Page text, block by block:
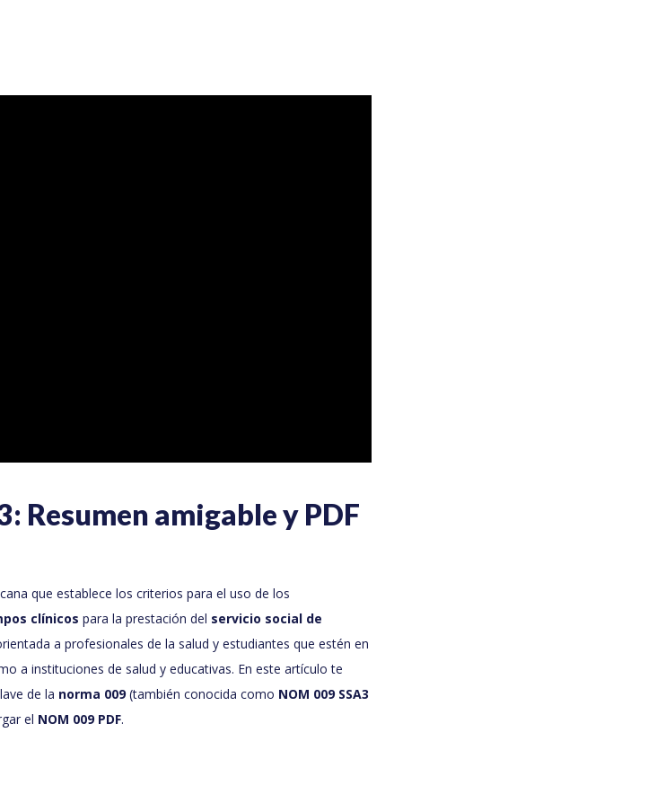
Resumen amigable y PDF
que establece los criterios para el uso de los
clínicos para la prestación del servicio social de
a profesionales de la salud y estudiantes que estén en
a instituciones de salud y educativas. En este artículo te
de la norma 009(también conocida como NOM 009 SSA3
el NOM 009 PDF.